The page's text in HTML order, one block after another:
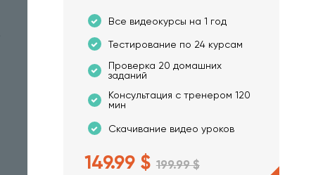
Все видеокурсы на 1 год
Тестирование по 24 курсам
Проверка 20 домашних
заданий
Консультация с тренером 120
мин
Скачивание видео уроков
149.99 $ 199.99 $